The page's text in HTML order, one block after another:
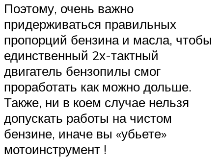
Поэтому, очень важно
придерживаться правильных
пропорций бензина и масла, чтобы
единственный 2х-тактный
двигатель бензопилы смог
проработать как можно дольше.
Также, ни в коем случае нельзя
допускать работы на чистом
бензине, иначе вы «убьете»
мотоинструмент !